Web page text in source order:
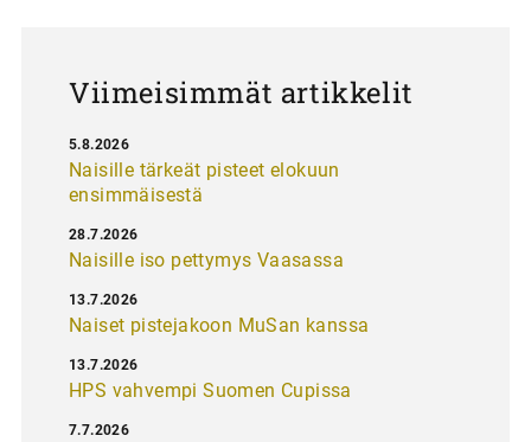
Viimeisimmät artikkelit
Naisille tärkeät pisteet elokuun
ensimmäisestä
5.8.2026
Naisille iso pettymys Vaasassa
28.7.2026
Naiset pistejakoon MuSan kanssa
13.7.2026
HPS vahvempi Suomen Cupissa
13.7.2026
7.7.2026